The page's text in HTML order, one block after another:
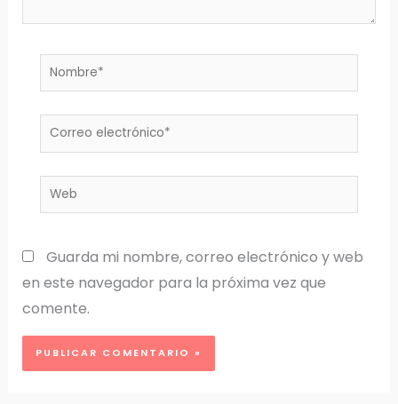
Nombre*
Correo
electrónico*
Web
Guarda mi nombre, correo electrónico y web
en este navegador para la próxima vez que
comente.